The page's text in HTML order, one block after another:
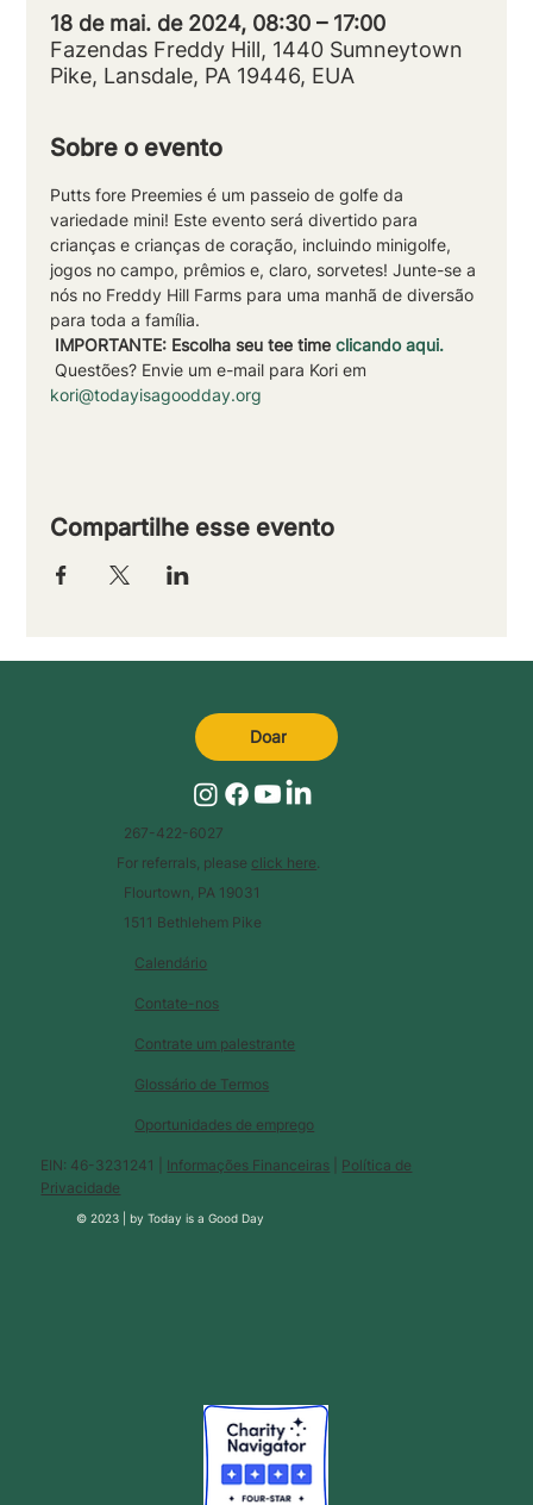
18 de mai. de 2024, 08:30 – 17:00
Fazendas Freddy Hill, 1440 Sumneytown
Pike, Lansdale, PA 19446, EUA
Sobre o evento
Putts fore Preemies é um passeio de golfe da
variedade mini! Este evento será divertido para
crianças e crianças de coração, incluindo minigolfe,
jogos no campo, prêmios e, claro, sorvetes! Junte-se a
nós no Freddy Hill Farms para uma manhã de diversão
para toda a família.
IMPORTANTE: Escolha seu tee time clicando aqui.
Questões? Envie um e-mail para Kori em
kori@todayisagoodday.org
Compartilhe esse evento
Calendário
Glossário de Termos
Contate-nos
Contrate um palestrante
Oportunidades de emprego
EIN: 46-3231241 | Informações Financeiras
Política de
Privacidade
© 2023 |byToday is a Good Day
267-422-6027
For referrals, please click here
Flourtown, PA 19031
1511 Bethlehem Pike
Doar